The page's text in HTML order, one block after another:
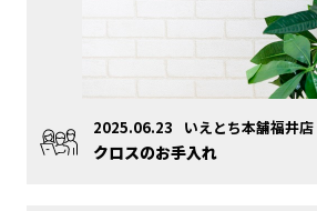
2025.06.23 いえとち本舗福井
クロスのお手入れ